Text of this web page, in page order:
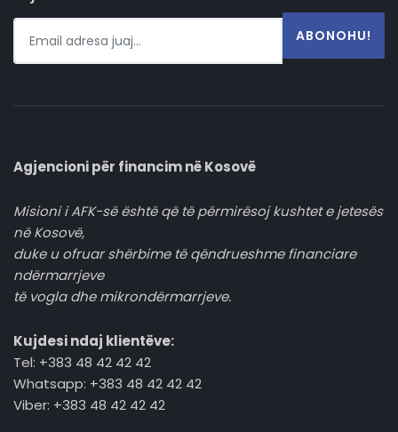
ABONOHU!
Agjencioni për financim në Kosovë
Misioni i AFK-së është që të përmirësoj kushtet e jetesës
në Kosovë,
duke u ofruar shërbime të qëndrueshme financiare
ndërmarrjeve
të vogla dhe mikrondërmarrjeve.
Kujdesi ndaj klientëve:
Tel: +383 48 42 42 42
Whatsapp: +383 48 42 42 42
Viber: +383 48 42 42 42